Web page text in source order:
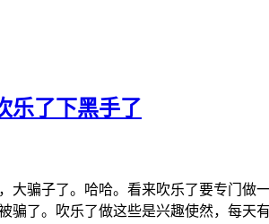
乐了下黑手了
骗子了。哈哈。看来吹乐了要专门做
骗了。吹乐了做这些是兴趣使然，每天